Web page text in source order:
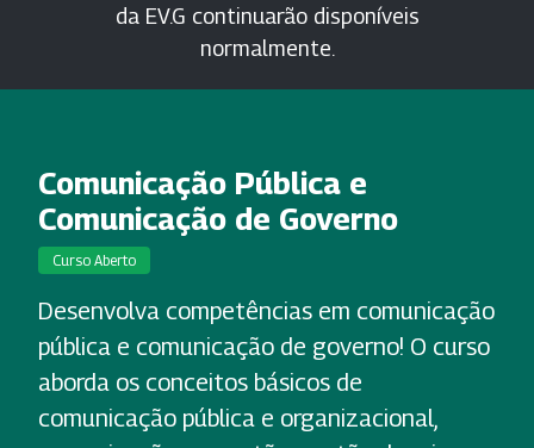
da EV.G continuarão disponíveis
normalmente.
Comunicação Pública e
Comunicação de Governo
Curso Aberto
Desenvolva competências em comunicação
pública e comunicação de governo! O curso
aborda os conceitos básicos de
comunicação pública e organizacional,